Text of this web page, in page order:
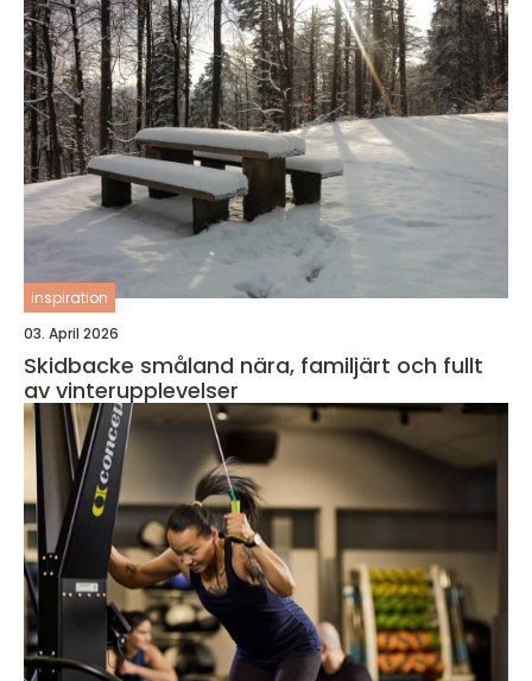
inspiration
03. April 2026
Skidbacke småland nära, familjärt och fullt
av vinterupplevelser